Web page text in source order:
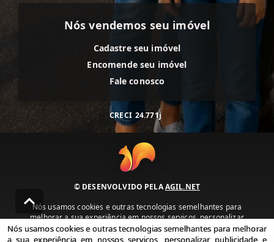
Nós vendemos seu imóvel
Cadastre seu imóvel
Encomende seu imóvel
Fale conosco
CRECI 24.771j
© DESENVOLVIDO PELAAGIL.NET
Nós usamos cookies e outras tecnologias semelhantes para
melhorar a sua experiência em nossos serviços, personalizar
publicidade e recomendar conteúdo de seu interesse. Ao utilizar
nossos serviços, você concorda com nossa política de privacidade e
Nós usamos cookies e outras tecnologias semelhantes para melhorar
a sua experiência em nossos serviços, personalizar publicidade e